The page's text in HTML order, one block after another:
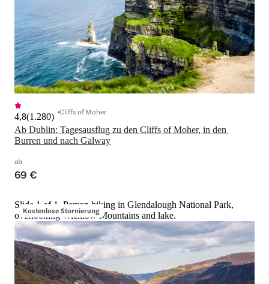
Ab Dublin: Tagesausflug zu den Cliffs of Moher, in den
Burren und nach Galway
4,8(1.280) Cliffs of Moher
ab
69 €
Kostenlose Stornierung
Slide 1 of 1, Person hiking in Glendalough National Park,
overlooking Wicklow Mountains and lake.